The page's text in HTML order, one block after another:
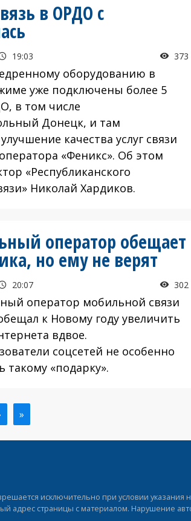
в ОРДО с
19:03 373
оборудованию в
уже подключены более 5
в том числе
Донецк, и там
качества услуг связи
«Феникс». Об этом
«Республиканского
Николай Хардиков.
оператор обещает
но ему не верят
20:07 302
оператор мобильной связи
к Новому году увеличить
вдвое.
соцсетей не особенно
такому «подарку».
Последняя
страница
»
исключительно при условии указания
адрес страницы с материалом. Нарушение